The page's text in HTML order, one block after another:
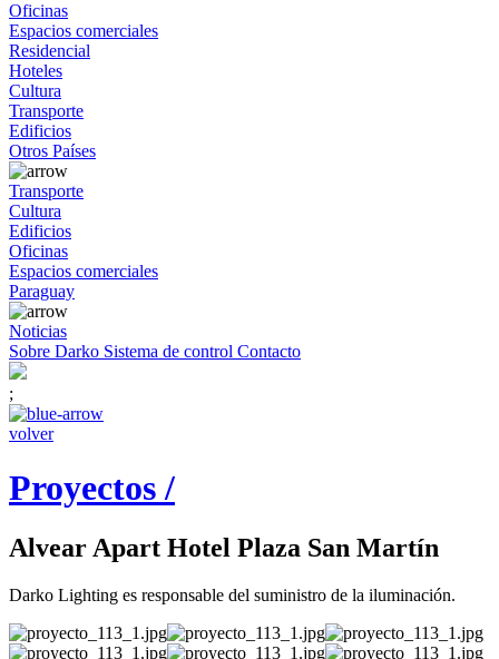
Oficinas
Espacios comerciales
Residencial
Hoteles
Cultura
Transporte
Edificios
Otros Países
Transporte
Cultura
Edificios
Oficinas
Espacios comerciales
Paraguay
Noticias
Sobre Darko Sistema de control Contacto
;
volver
Proyectos /
Alvear Apart Hotel Plaza San Martín
Darko Lighting es responsable del suministro de la iluminación.